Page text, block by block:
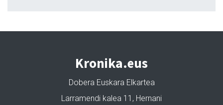
Kronika.eus
Dobera Euskara Elkartea
Larramendi kalea 11, Hernani